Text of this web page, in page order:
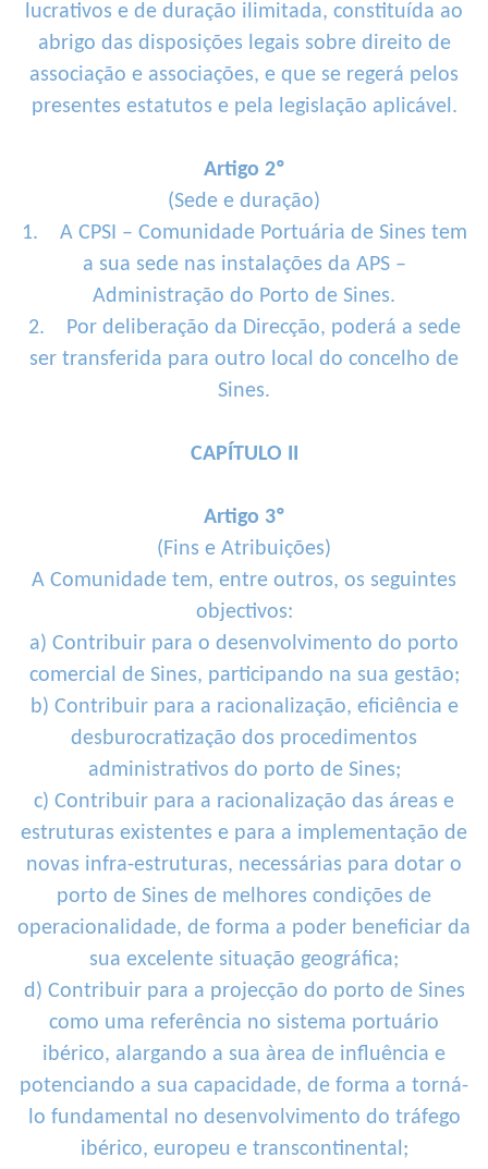
lucrativos e de duração ilimitada, constituída ao
abrigo das disposições legais sobre direito de
associação e associações, e que se regerá pelos
presentes estatutos e pela legislação aplicável.
Artigo 2º
(Sede e duração)
1. A CPSI – Comunidade Portuária de Sines tem
a sua sede nas instalações da APS –
Administração do Porto de Sines.
2. Por deliberação da Direcção, poderá a sede
ser transferida para outro local do concelho de
Sines.
CAPÍTULO II
Artigo 3º
(Fins e Atribuições)
A Comunidade tem, entre outros, os seguintes
objectivos:
a) Contribuir para o desenvolvimento do porto
comercial de Sines, participando na sua gestão;
b) Contribuir para a racionalização, eficiência e
desburocratização dos procedimentos
administrativos do porto de Sines;
c) Contribuir para a racionalização das áreas e
estruturas existentes e para a implementação de
novas infra-estruturas, necessárias para dotar o
porto de Sines de melhores condições de
operacionalidade, de forma a poder beneficiar da
sua excelente situação geográfica;
d) Contribuir para a projecção do porto de Sines
como uma referência no sistema portuário
ibérico, alargando a sua àrea de influência e
potenciando a sua capacidade, de forma a torná-
lo fundamental no desenvolvimento do tráfego
ibérico, europeu e transcontinental;